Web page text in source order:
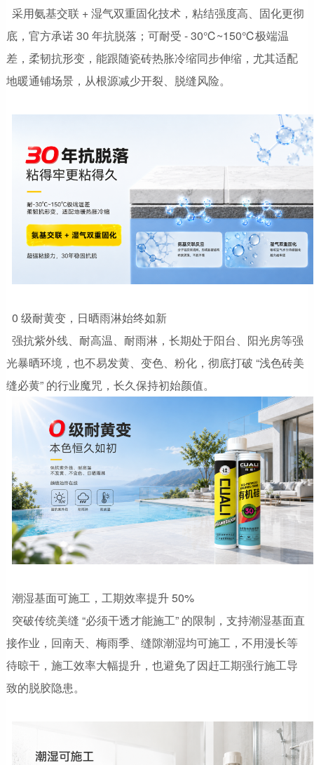
采用氨基交联 + 湿气双重固化技术，粘结强度高、固化更彻
底，官方承诺 30 年抗脱落；可耐受 - 30℃~150℃极端温
差，柔韧抗形变，能跟随瓷砖热胀冷缩同步伸缩，尤其适配
地暖通铺场景，从根源减少开裂、脱缝风险。
0 级耐黄变，日晒雨淋始终如新
强抗紫外线、耐高温、耐雨淋，长期处于阳台、阳光房等强
光暴晒环境，也不易发黄、变色、粉化，彻底打破 “浅色砖美
缝必黄” 的行业魔咒，长久保持初始颜值。
潮湿基面可施工，工期效率提升 50%
突破传统美缝 “必须干透才能施工” 的限制，支持潮湿基面直
接作业，回南天、梅雨季、缝隙潮湿均可施工，不用漫长等
待晾干，施工效率大幅提升，也避免了因赶工期强行施工导
致的脱胶隐患。